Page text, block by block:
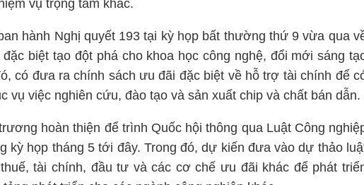
vụ trọng tâm khác.
hành Nghị quyết 193 tại kỳ họp bất thường thứ 9 vừa qua
biệt tạo đột phá cho khoa học công nghệ, đổi mới sáng
có đưa ra chính sách ưu đãi đặc biệt về hỗ trợ tài chính để
vụ việc nghiên cứu, đào tạo và sản xuất chip và chất bán dẫn.
hoàn thiện để trình Quốc hội thông qua Luật Công
kỳ họp tháng 5 tới đây. Trong đó, dự kiến đưa vào dự thảo
tài chính, đầu tư và các cơ chế ưu đãi khác để phát